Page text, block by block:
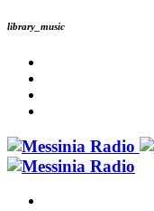
library_music